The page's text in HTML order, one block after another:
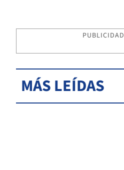
PUBLICIDAD
MÁS LEÍDAS